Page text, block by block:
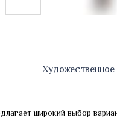
широкий выбор